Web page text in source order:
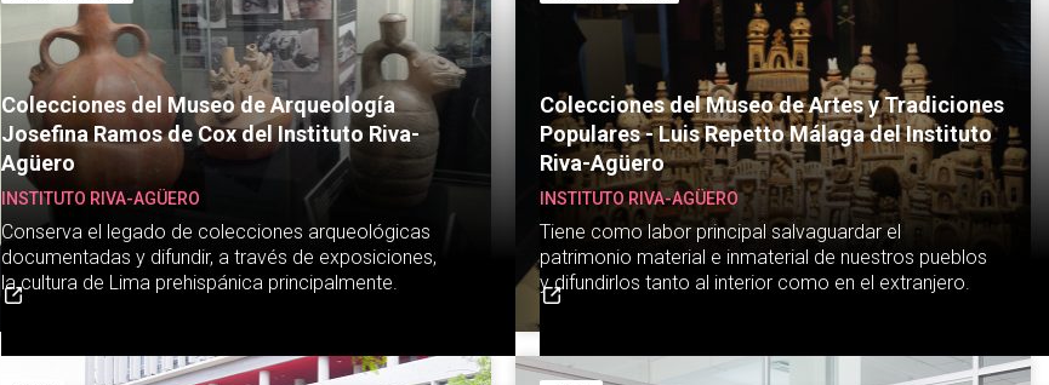
Colecciones del Museo de Arqueología
Josefina Ramos de Cox del Instituto Riva-
Agüero
INSTITUTO RIVA-AGÜERO
Conserva el legado de colecciones arqueológicas
documentadas y difundir, a través de exposiciones,
la cultura de Lima prehispánica principalmente.
Colecciones del Museo de Artes y Tradiciones
Populares - Luis Repetto Málaga del Instituto
Riva-Agüero
INSTITUTO RIVA-AGÜERO
Tiene como labor principal salvaguardar el
patrimonio material e inmaterial de nuestros pueblos
y difundirlos tanto al interior como en el extranjero.